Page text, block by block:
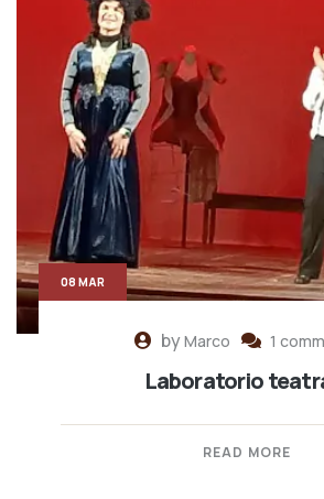
byMarco 1
Laboratorio
READ MORE
08 MAR